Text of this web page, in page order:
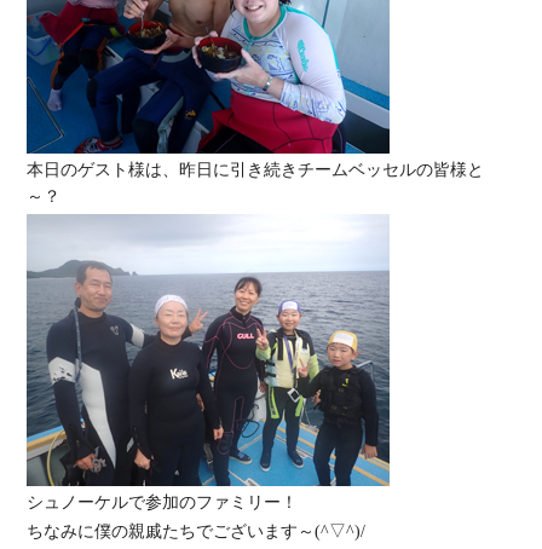
本日のゲスト様は、昨日に引き続きチームベッセルの皆様と
～？
シュノーケルで参加のファミリー！
ちなみに僕の親戚たちでございます～(^▽^)/